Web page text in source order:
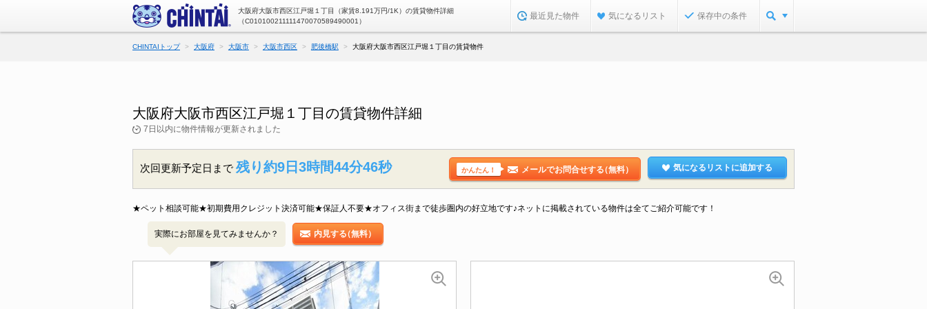
大阪府大阪市西区江戸堀１丁目（家賃8.191万円/1K）の賃貸物件詳細
（C010100211111470070589490001）
最近見た物件 気になるリスト 保存中の条件
CHINTAIトップ 大阪府 大阪市 大阪市西区 肥後橋駅 大阪府大阪市西区江戸堀１丁目の賃貸物件
大阪府大阪市西区江戸堀１丁目の賃貸物件詳細
7日以内に物件情報が更新されました
次回更新予定日まで 残り約9日3時間44分45秒 かんたん！ メールでお問合せする（無料） 気になるリストに追加する
★ペット相談可能★初期費用クレジット決済可能★保証人不要★オフィス街まで徒歩圏内の好立地です♪ネットに掲載されている物件は全てご紹介可能です！
実際にお部屋を見てみませんか？ 内見する（無料）